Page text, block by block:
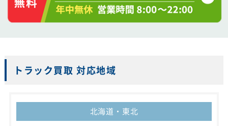
トラック買取 対応地域
北海道・東北